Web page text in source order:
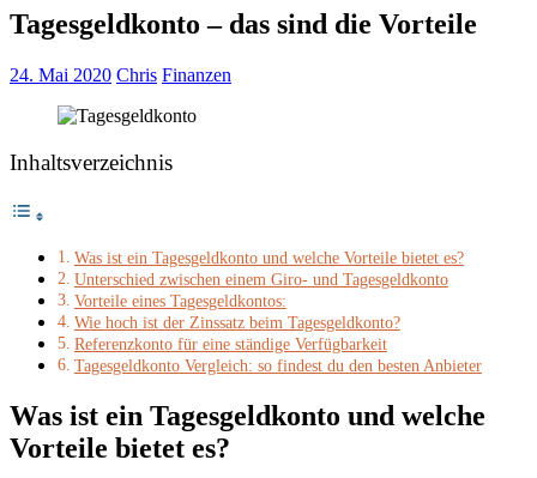
Tagesgeldkonto – das sind die Vorteile
24. Mai 2020 Chris Finanzen
Inhaltsverzeichnis
Was ist ein Tagesgeldkonto und welche Vorteile bietet es?
Unterschied zwischen einem Giro- und Tagesgeldkonto
Vorteile eines Tagesgeldkontos:
Wie hoch ist der Zinssatz beim Tagesgeldkonto?
Referenzkonto für eine ständige Verfügbarkeit
Tagesgeldkonto Vergleich: so findest du den besten Anbieter
Was ist ein Tagesgeldkonto und welche
Vorteile bietet es?